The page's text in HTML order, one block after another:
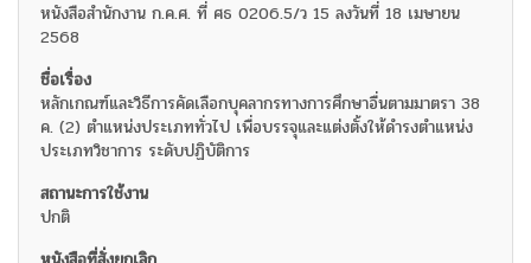
หนังสือสำนักงาน ก.ค.ศ. ที่ ศธ 0206.5/ว 15 ลงวันที่ 18 เมษายน
2568
หลักเกณฑ์และวิธีการคัดเลือกบุคลากรทางการศึกษาอื่นตามมาตรา 38
ค. (2) ตำแหน่งประเภททั่วไป เพื่อบรรจุและแต่งตั้งให้ดำรงตำแหน่ง
ประเภทวิชาการ ระดับปฏิบัติการ
ปกติ